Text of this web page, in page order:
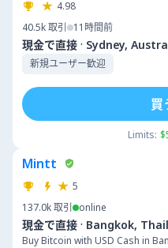
4.98
40.5k取引 11時間前
現金で直接 · Sydney,
新規ユーザー歓迎
Limits:
買
Mintt
5
137.0k取引 online
現金で直接 · Bangkok,
Buy Bitcoin with USD Cash in